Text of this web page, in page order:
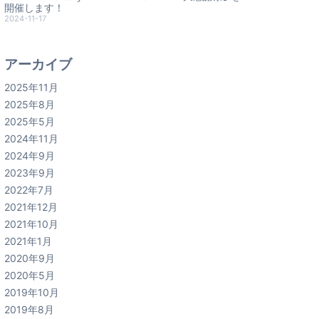
開催します！
2024-11-17
アーカイブ
2025年11月
2025年8月
2025年5月
2024年11月
2024年9月
2023年9月
2022年7月
2021年12月
2021年10月
2021年1月
2020年9月
2020年5月
2019年10月
2019年8月